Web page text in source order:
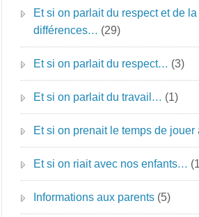
Et si on parlait du respect et de
différences… (29)
Et si on parlait du respect… (3)
Et si on parlait du travail… (1)
Et si on prenait le temps de
Et si on riait avec nos enfants…
Informations aux parents (5)